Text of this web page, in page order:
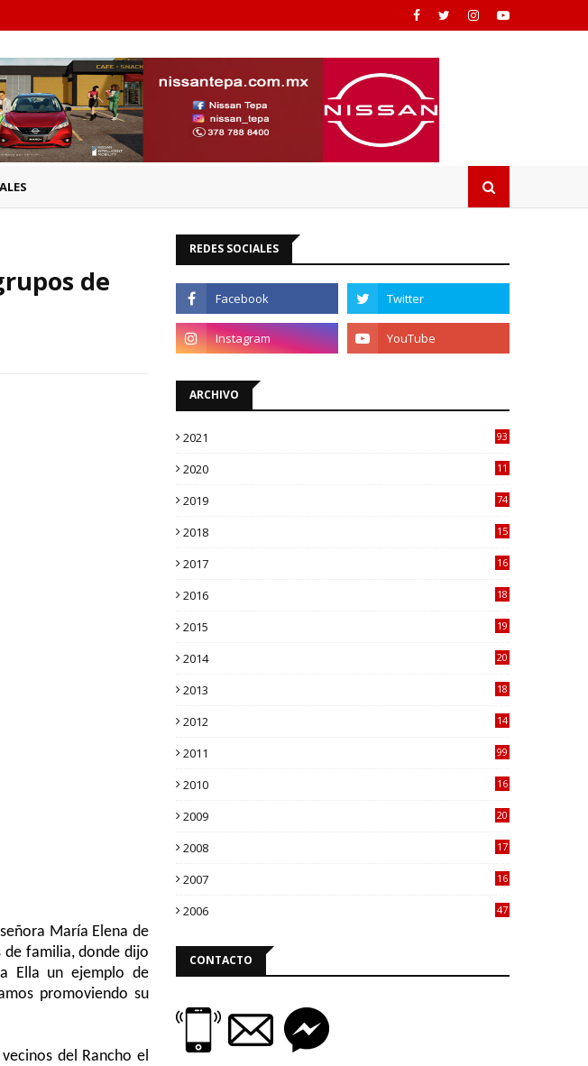
de
María Elena de
de familia, donde dijo
Ella un ejemplo de
promoviendo su
del Rancho el
REDES SOCIALES
ARCHIVO
2021
93
2020
11
2019
74
2018
15
2017
16
2016
18
2015
19
2014
20
2013
18
2012
14
2011
99
2010
16
2009
20
2008
17
2007
16
2006
47
CONTACTO